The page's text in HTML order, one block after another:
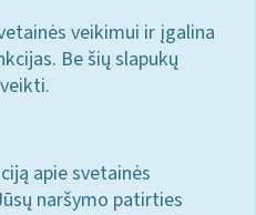
veikimui ir įgalina
Be šių slapukų
apie svetainės
naršymo patirties